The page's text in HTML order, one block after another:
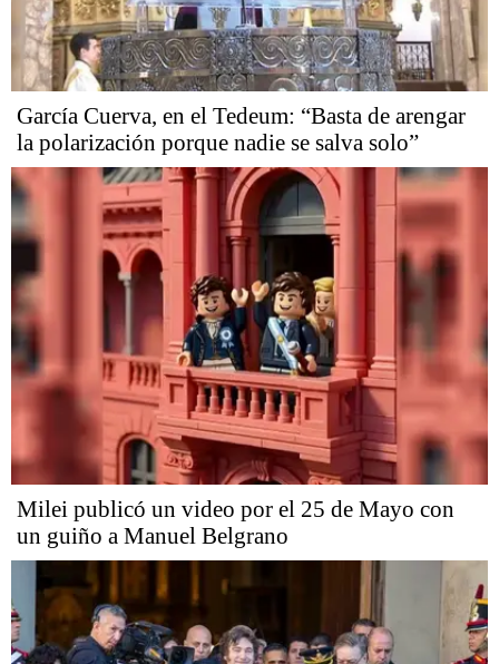
García Cuerva, en el Tedeum: “Basta de arengar
la polarización porque nadie se salva solo”
Milei publicó un video por el 25 de Mayo con
un guiño a Manuel Belgrano